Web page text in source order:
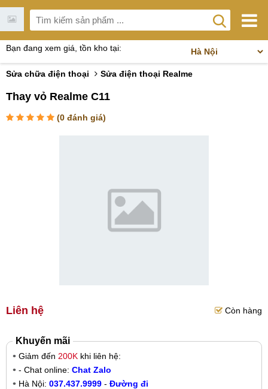
Bạn đang xem giá, tồn kho tại:
Sửa chữa điện thoại Sửa điện thoại Realme
Thay vỏ Realme C11
(0 đánh giá)
Liên hệ Còn hàng
Khuyến mãi
Giảm đến 200K khi liên hệ:
- Chat online: Chat Zalo
Hà Nội: 037.437.9999 - Đường đi